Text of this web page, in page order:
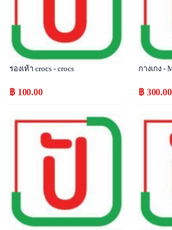
รองเท้า crocs - crocs
฿ 100.00
กางเกง -
฿ 300.00
Popular